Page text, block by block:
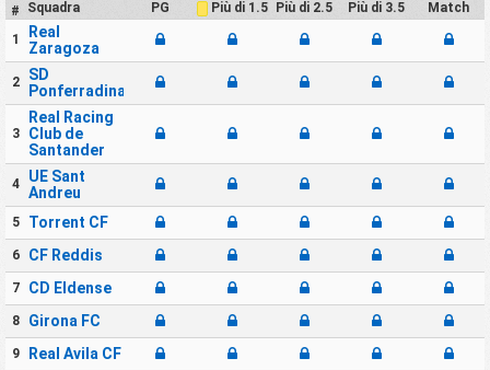
# Squadra PG Più di 1.5 Più di 2.5 Più di 3.5
Match
1
Real
Zaragoza
2
SD
Ponferradina
3
Real Racing
Club de
Santander
4
UE Sant
Andreu
5 Torrent CF
6 CF Reddis
7 CD Eldense
8 Girona FC
9 Real Avila CF